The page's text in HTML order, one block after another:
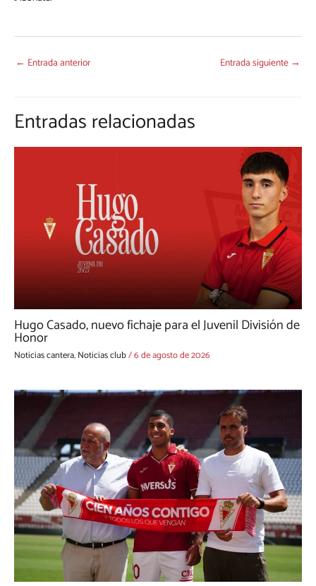
← Entrada anterior Entrada siguiente →
Entradas relacionadas
Hugo Casado, nuevo fichaje para el Juvenil División de
Honor
Noticias cantera,Noticias club/6 de agosto de 2026